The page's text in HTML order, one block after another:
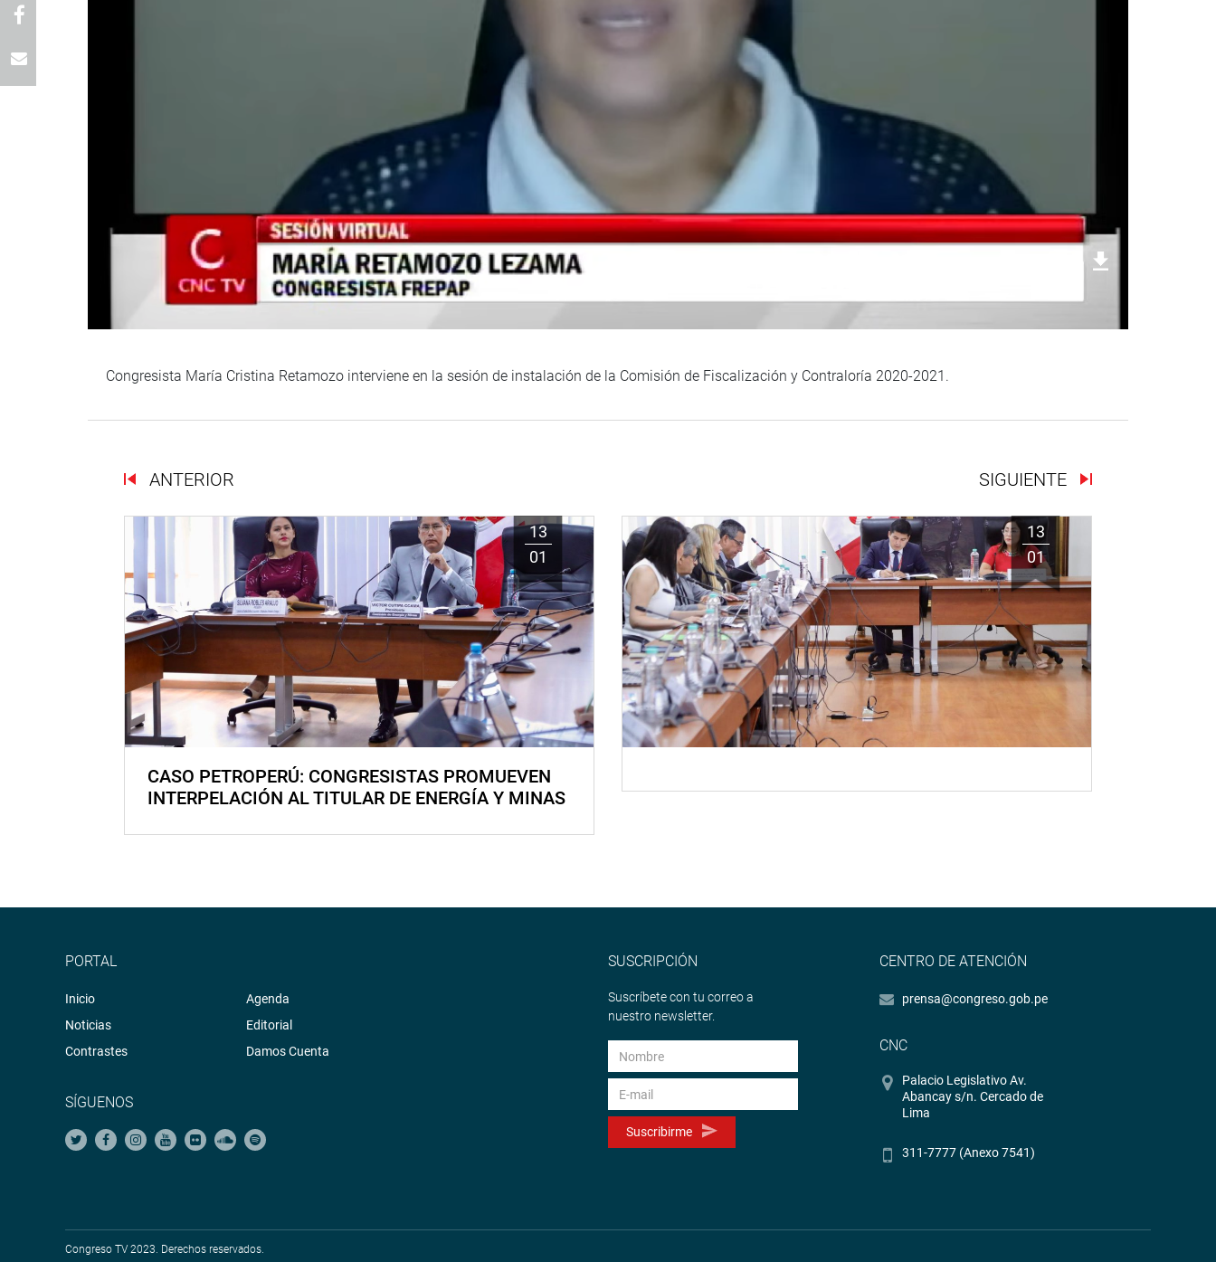
Congresista María Cristina Retamozo interviene en la sesión de instalación de la Comisión de Fiscalización y Contraloría 2020-2021.
ANTERIOR SIGUIENTE
13
01
CASO PETROPERÚ: CONGRESISTAS PROMUEVEN
INTERPELACIÓN AL TITULAR DE ENERGÍA Y MINAS
13
01
PORTAL
Inicio
Noticias
Contrastes
Agenda
Editorial
Damos Cuenta
SÍGUENOS
SUSCRIPCIÓN
Suscríbete con tu correo a
nuestro newsletter.
Suscribirme
CENTRO DE ATENCIÓN
prensa@congreso.gob.pe
CNC
Palacio Legislativo Av.
Abancay s/n. Cercado de
Lima
311-7777 (Anexo 7541)
Congreso TV 2023. Derechos reservados.